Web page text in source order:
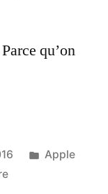
qu’on
Publié
Apple
sur